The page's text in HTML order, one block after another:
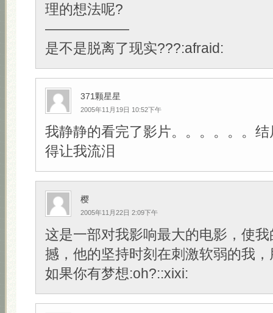
理的想法呢?
——————
是不是脱离了现实???:afraid:
371颗星星
2005年11月19日 10:52下午
我静静的看完了影片。。。。。。
得让我流泪
樱
2005年11月22日 2:09下午
这是一部对我影响最大的电影，使
撼，他的坚持时刻在刺激软弱的我
如果你有梦想:oh?::xixi: